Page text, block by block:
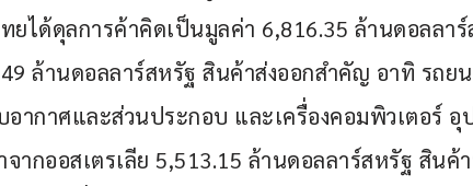
ยได้ดุลการค้าคิดเป็นมูลค่า 6,816.35 ล้านดอลลา
ล้านดอลลาร์สหรัฐ สินค้าส่งออกสำคัญ อาทิ รถ
อากาศและส่วนประกอบ และเครื่องคอมพิวเตอร์
ากออสเตรเลีย 5,513.15 ล้านดอลลาร์สหรัฐ สินค้